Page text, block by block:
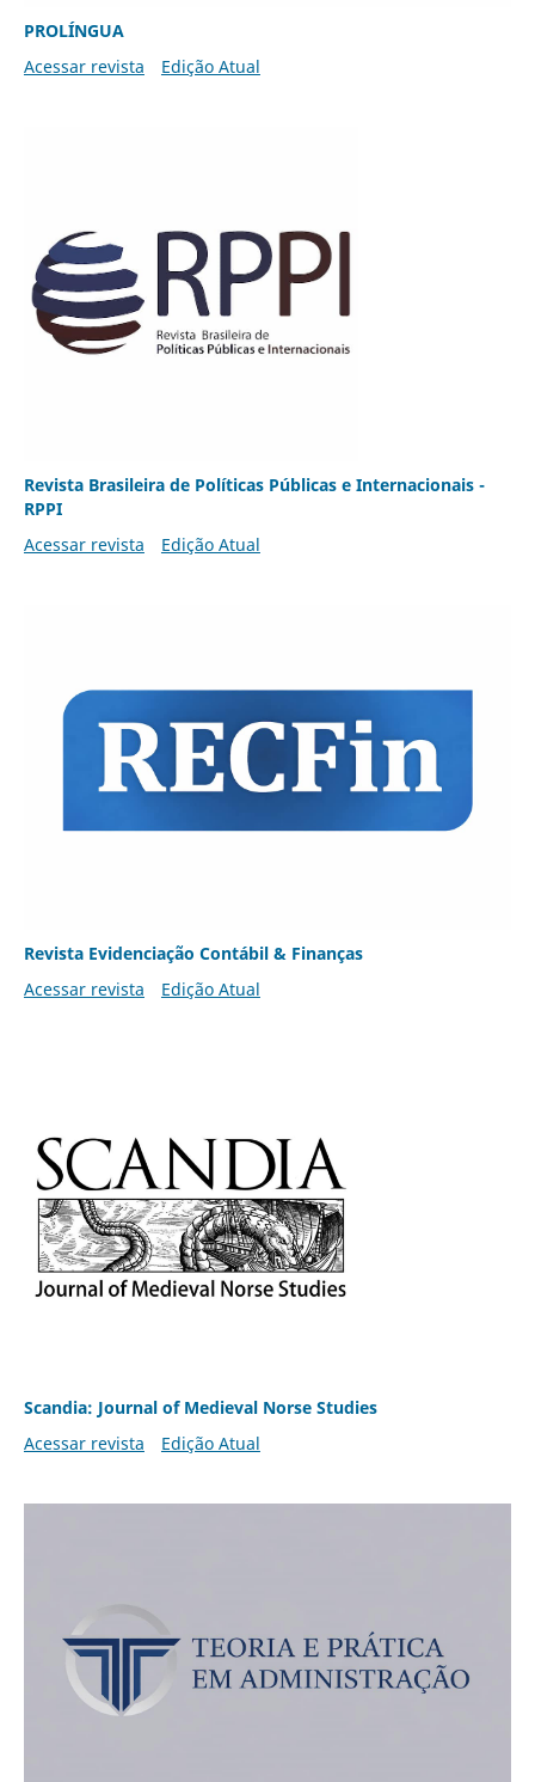
PROLÍNGUA
Acessar revista
Edição Atual
Revista Brasileira de Políticas Públicas e Internacionais -
RPPI
Acessar revista
Edição Atual
Revista Evidenciação Contábil & Finanças
Acessar revista
Edição Atual
Scandia: Journal of Medieval Norse Studies
Acessar revista
Edição Atual